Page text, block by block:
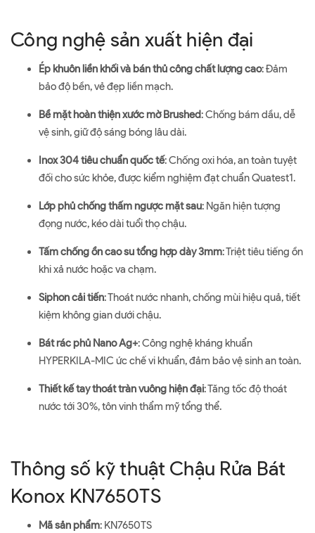
Công nghệ sản xuất hiện đại
Ép khuôn liền khối và bán thủ công chất lượng cao: Đảm
bảo độ bền, vẻ đẹp liền mạch.
Bề mặt hoàn thiện xước mờ Brushed: Chống bám dầu, dễ
vệ sinh, giữ độ sáng bóng lâu dài.
Inox 304 tiêu chuẩn quốc tế: Chống oxi hóa, an toàn tuyệt
đối cho sức khỏe, được kiểm nghiệm đạt chuẩn Quatest1.
Lớp phủ chống thấm ngược mặt sau: Ngăn hiện tượng
đọng nước, kéo dài tuổi thọ chậu.
Tấm chống ồn cao su tổng hợp dày 3mm: Triệt tiêu tiếng ồn
khi xả nước hoặc va chạm.
Siphon cải tiến: Thoát nước nhanh, chống mùi hiệu quả, tiết
kiệm không gian dưới chậu.
Bát rác phủ Nano Ag+: Công nghệ kháng khuẩn
HYPERKILA-MIC ức chế vi khuẩn, đảm bảo vệ sinh an toàn.
Thiết kế tay thoát tràn vuông hiện đại: Tăng tốc độ thoát
nước tới 30%, tôn vinh thẩm mỹ tổng thể.
Thông số kỹ thuật Chậu Rửa Bát
Konox KN7650TS
Mã sản phẩm: KN7650TS